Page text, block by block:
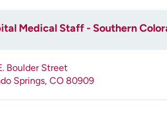
Medical Staff - Southern
Boulder Street
Springs, CO 80909